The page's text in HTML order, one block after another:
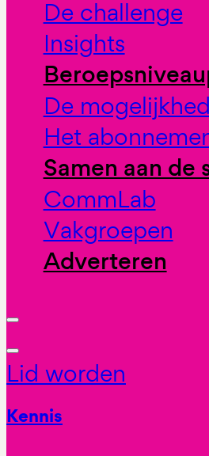
De challenge
Insights
De
Het
Samen aan de
CommLab
Vakgroepen
Adverteren
Lid worden
Kennis